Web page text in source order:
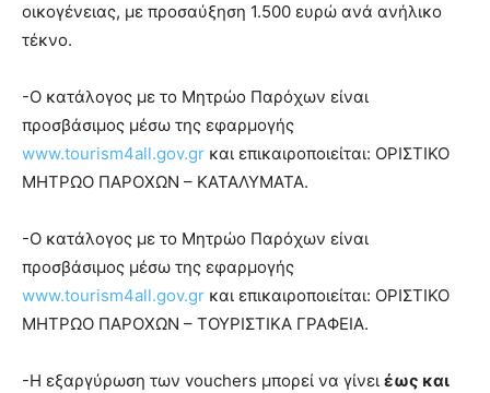
οικογένειας, με προσαύξηση 1.500 ευρώ ανά ανήλικο
τέκνο.
-Ο κατάλογος με το Μητρώο Παρόχων είναι
προσβάσιμος μέσω της εφαρμογής
www.tourism4all.gov.gr και επικαιροποιείται: ΟΡΙΣΤΙΚΟ
ΜΗΤΡΩΟ ΠΑΡΟΧΩΝ – ΚΑΤΑΛΥΜΑΤΑ.
-Ο κατάλογος με το Μητρώο Παρόχων είναι
προσβάσιμος μέσω της εφαρμογής
www.tourism4all.gov.gr και επικαιροποιείται: ΟΡΙΣΤΙΚΟ
ΜΗΤΡΩΟ ΠΑΡΟΧΩΝ – ΤΟΥΡΙΣΤΙΚΑ ΓΡΑΦΕΙΑ.
-Η εξαργύρωση των vouchers μπορεί να γίνει έως και